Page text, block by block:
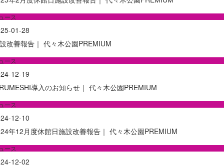
ース
01-28
改善報告｜ 代々木公園PREMIUM
ース
12-19
導入のお知らせ｜ 代々木公園PREMIUM
ース
12-10
年12月度休館日施設改善報告｜ 代々木公園PREMIUM
ース
12-02